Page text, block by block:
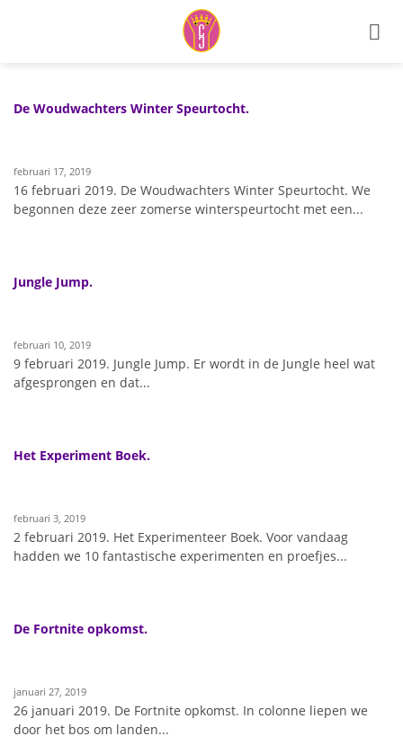
De Woudwachters Winter Speurtocht.
februari 17, 2019
16 februari 2019. De Woudwachters Winter Speurtocht. We
begonnen deze zeer zomerse winterspeurtocht met een...
Jungle Jump.
februari 10, 2019
9 februari 2019. Jungle Jump. Er wordt in de Jungle heel wat
afgesprongen en dat...
Het Experiment Boek.
februari 3, 2019
2 februari 2019. Het Experimenteer Boek. Voor vandaag
hadden we 10 fantastische experimenten en proefjes...
De Fortnite opkomst.
januari 27, 2019
26 januari 2019. De Fortnite opkomst. In colonne liepen we
door het bos om landen...